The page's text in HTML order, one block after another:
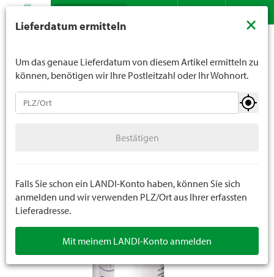
Suche
Nutztierpflege
Lieferdatum ermitteln ×
Um das genaue Lieferdatum von diesem Artikel ermitteln zu
können, benötigen wir Ihre Postleitzahl oder Ihr Wohnort.
Bestätigen
Falls Sie schon ein LANDI-Konto haben, können Sie sich
anmelden und wir verwenden PLZ/Ort aus Ihrer erfassten
Lieferadresse.
Mit meinem LANDI-Konto anmelden
unter 16 Jahren. Für Spirituosen gilt die Altersgrenze von
Sie uns verbindlich Ihr Alter an.